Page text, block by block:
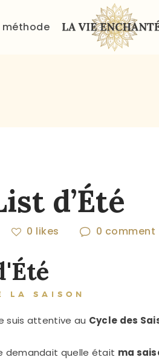
méthode
d’Été
0 likes 0 comment
LA SAISON
suis attentive au Cycle des
demandait quelle était ma